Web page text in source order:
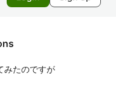
みたのですが